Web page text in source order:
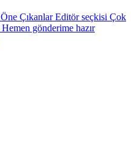
Öne Çıkanlar Editör seçkisi Çok
Hemen gönderime hazır